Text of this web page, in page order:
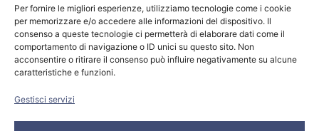
Per fornire le migliori esperienze, utilizziamo tecnologie come i cookie
per memorizzare e/o accedere alle informazioni del dispositivo. Il
consenso a queste tecnologie ci permetterà di elaborare dati come il
comportamento di navigazione o ID unici su questo sito. Non
acconsentire o ritirare il consenso può influire negativamente su alcune
caratteristiche e funzioni.
Gestisci servizi
Termini e condizioni di vendita
Cookie Policy